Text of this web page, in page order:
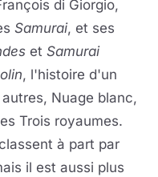
di Giorgio,
Samurai, et ses
et Samurai
, l'histoire d'un
Nuage blanc,
Trois royaumes.
à part par
il est aussi plus